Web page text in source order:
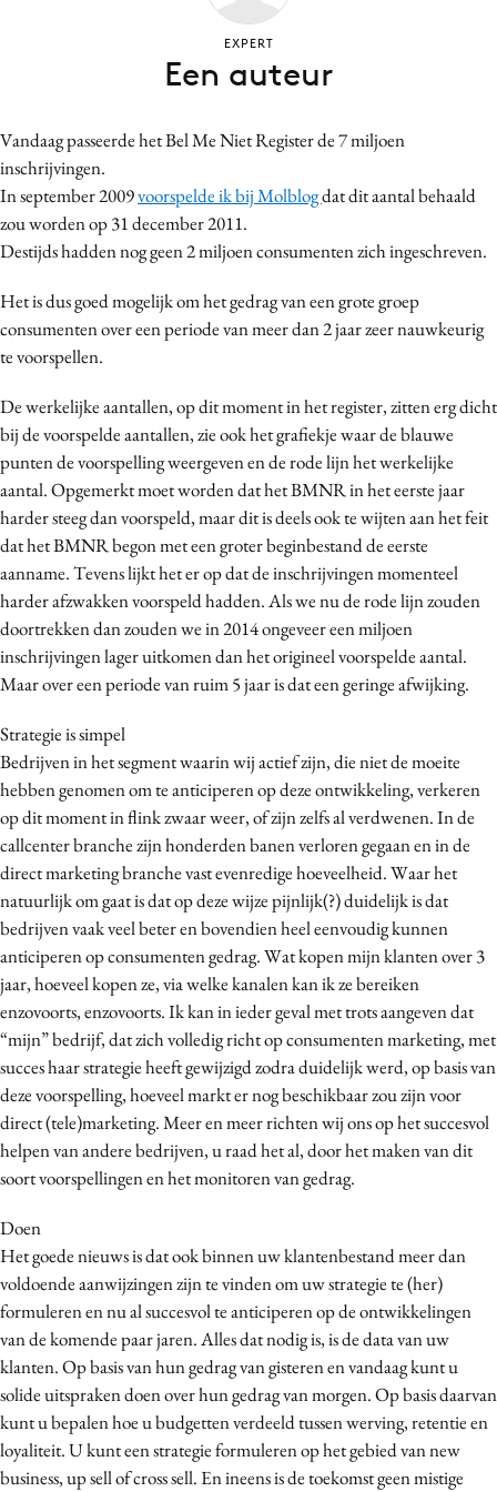
Craft
Customer Experience
Data & Insights
Design
Diversiteit
Effectiviteit
Influencer marketing
Interne communicatie
Martech
Media
Merkstrategie
PR
Programmatic
Purpose Marketing
Reputatie & crisis
Vandaag passeerde het Bel Me Niet Register de 7 miljoen
inschrijvingen.
In september 2009voorspelde ik bij Molblogdat dit aantal behaald
zou worden op 31 december 2011.
Destijds hadden nog geen 2 miljoen consumenten zich ingeschreven.
Het is dus goed mogelijk om het gedrag van een grote groep
consumenten over een periode van meer dan 2 jaar zeer nauwkeurig
te voorspellen.
De werkelijke aantallen, op dit moment in het register, zitten erg dicht
bij de voorspelde aantallen, zie ook het grafiekje waar de blauwe
punten de voorspelling weergeven en de rode lijn het werkelijke
aantal. Opgemerkt moet worden dat het BMNR in het eerste jaar
harder steeg dan voorspeld, maar dit is deels ook te wijten aan het feit
dat het BMNR begon met een groter beginbestand de eerste
aanname. Tevens lijkt het er op dat de inschrijvingen momenteel
harder afzwakken voorspeld hadden. Als we nu de rode lijn zouden
doortrekken dan zouden we in 2014 ongeveer een miljoen
inschrijvingen lager uitkomen dan het origineel voorspelde aantal.
Maar over een periode van ruim 5 jaar is dat een geringe afwijking.
Strategie is simpel
Bedrijven in het segment waarin wij actief zijn, die niet de moeite
hebben genomen om te anticiperen op deze ontwikkeling, verkeren
op dit moment in flink zwaar weer, of zijn zelfs al verdwenen. In de
callcenter branche zijn honderden banen verloren gegaan en in de
direct marketing branche vast evenredige hoeveelheid. Waar het
natuurlijk om gaat is dat op deze wijze pijnlijk(?) duidelijk is dat
bedrijven vaak veel beter en bovendien heel eenvoudig kunnen
anticiperen op consumenten gedrag. Wat kopen mijn klanten over 3
jaar, hoeveel kopen ze, via welke kanalen kan ik ze bereiken
enzovoorts, enzovoorts. Ik kan in ieder geval met trots aangeven dat
“mijn” bedrijf, dat zich volledig richt op consumenten marketing, met
succes haar strategie heeft gewijzigd zodra duidelijk werd, op basis van
deze voorspelling, hoeveel markt er nog beschikbaar zou zijn voor
direct (tele)marketing. Meer en meer richten wij ons op het succesvol
helpen van andere bedrijven, u raad het al, door het maken van dit
soort voorspellingen en het monitoren van gedrag.
Doen
Het goede nieuws is dat ook binnen uw klantenbestand meer dan
voldoende aanwijzingen zijn te vinden om uw strategie te (her)
formuleren en nu al succesvol te anticiperen op de ontwikkelingen
van de komende paar jaren. Alles dat nodig is, is de data van uw
klanten. Op basis van hun gedrag van gisteren en vandaag kunt u
solide uitspraken doen over hun gedrag van morgen. Op basis daarvan
kunt u bepalen hoe u budgetten verdeeld tussen werving, retentie en
loyaliteit. U kunt een strategie formuleren op het gebied van new
business, up sell of cross sell. En ineens is de toekomst geen mistige
EXPERT
Een auteur